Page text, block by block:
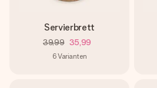
Servierbrett
39,99 35,99
6Varianten